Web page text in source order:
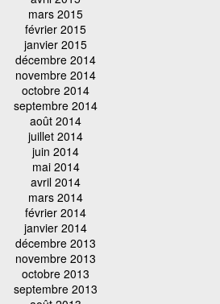
mars 2015
février 2015
janvier 2015
décembre 2014
novembre 2014
octobre 2014
septembre 2014
août 2014
juillet 2014
juin 2014
mai 2014
avril 2014
mars 2014
février 2014
janvier 2014
décembre 2013
novembre 2013
octobre 2013
septembre 2013